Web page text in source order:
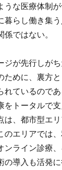
うな医療体制
暮らし働き集
ではない。
ジが先行しが
ために、裏方
れているのであ
をトータルで
は、都市型エ
のエリアでは
ンライン診療
の導入も活発